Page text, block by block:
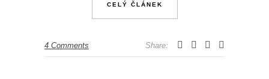
CELÝ ČLÁNEK
4 Comments Share: